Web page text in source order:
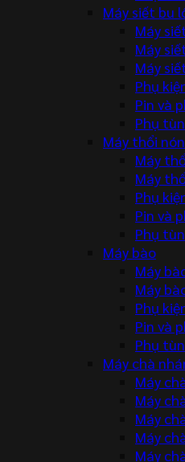
Máy siết bu
Máy
Máy
Máy
Phụ
Pin và
Phụ
Máy thổi
Máy
Máy
Phụ
Pin và
Phụ
Máy bào
Máy
Máy
Phụ
Pin và
Phụ
Máy chà
Máy
Máy
Máy
Máy
Máy